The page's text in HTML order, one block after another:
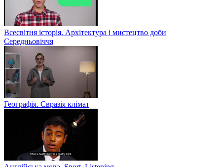
Всесвітня історія. Архітектура і мистецтво доби
Середньовіччя
Географія. Євразія клімат